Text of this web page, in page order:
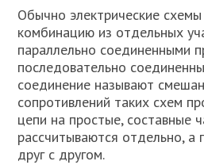
Обычно электрические
комбинацию из отдельных
параллельно соединенными
последовательно
соединение называют
сопротивлений таких схем
цепи на простые, составные
рассчитываются отдельно,
друг с другом.